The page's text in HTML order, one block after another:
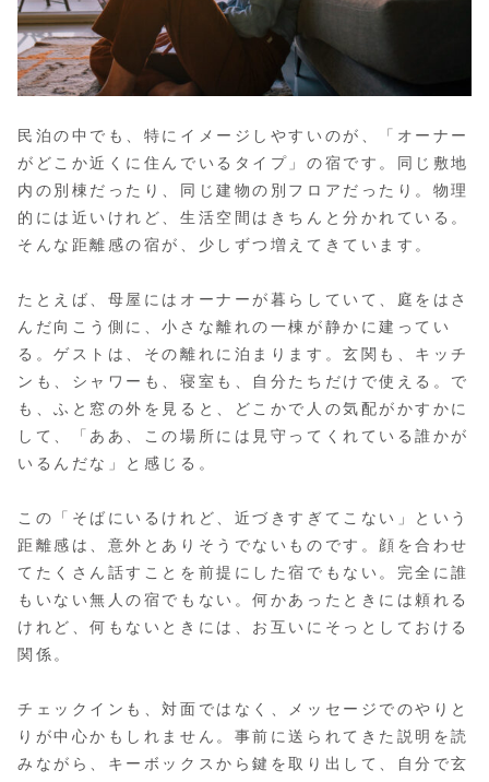
民泊の中でも、特にイメージしやすいのが、「オーナー
がどこか近くに住んでいるタイプ」の宿です。同じ敷地
内の別棟だったり、同じ建物の別フロアだったり。物理
的には近いけれど、生活空間はきちんと分かれている。
そんな距離感の宿が、少しずつ増えてきています。
たとえば、母屋にはオーナーが暮らしていて、庭をはさ
んだ向こう側に、小さな離れの一棟が静かに建ってい
る。ゲストは、その離れに泊まります。玄関も、キッチ
ンも、シャワーも、寝室も、自分たちだけで使える。で
も、ふと窓の外を見ると、どこかで人の気配がかすかに
して、「ああ、この場所には見守ってくれている誰かが
いるんだな」と感じる。
この「そばにいるけれど、近づきすぎてこない」という
距離感は、意外とありそうでないものです。顔を合わせ
てたくさん話すことを前提にした宿でもない。完全に誰
もいない無人の宿でもない。何かあったときには頼れる
けれど、何もないときには、お互いにそっとしておける
関係。
チェックインも、対面ではなく、メッセージでのやりと
りが中心かもしれません。事前に送られてきた説明を読
みながら、キーボックスから鍵を取り出して、自分で玄